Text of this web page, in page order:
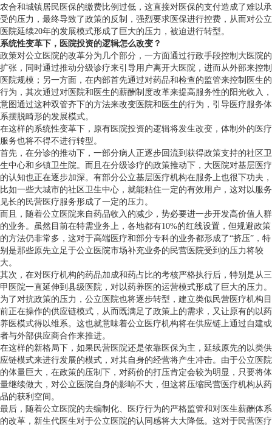
农合和城镇居民医保的缴费比例过低，这直接对医保的支付造成了难以承
受的压力，最终导致了政策的反制，强烈要求医保进行控费，从而对公立
医院延续20年的发展模式形成了巨大的压力，被迫进行转型。
系统性变革下，医院投资的逻辑怎么改变？
政策对公立医院的改革分为几个部分，一方面通过行政手段控制大医院的
扩张，同时通过推动分级诊疗来引导用户离开大医院，进而从外部来控制
医院规模；另一方面，在内部首先通过对药品和检查的监管来控制医生的
行为，其次通过对医院和医生的薪酬制度改革来提高服务性的阳光收入，
意图通过这种双管齐下的方法来改变医院和医生的行为，引导医疗服务体
系摆脱畸形的发展模式。
在这样的系统性变革下，原有医院投资的逻辑将发生改变，体制外的医疗
服务也将不得不进行转型。
首先，在分诊的推动下，一部分病人正逐步回流到获得政策支持的社区卫
生中心和乡镇卫生院。而且在分级诊疗的政策推动下，大医院对基层医疗
的认知也正在逐步加深。有部分公立基层医疗机构在服务上也很下功夫，
比如一些大城市的社区卫生中心，就能粘住一定的有效用户，这对以服务
见长的民营医疗服务形成了一定的压力。
而且，随着公立医院来自药品收入的减少，势必要进一步开发高价值人群
的业务。虽然目前在特需业务上，各地都有10%的红线设置，但规避政策
的方法仍非常多，这对于高端医疗和部分专科的业务都形成了“挤压”，特
别是那些原先立足于公立医院市场补充业务的民营医院受到的压力将较
大。
其次，在对医疗机构的药品加成和药占比的考核严格执行后，特别是从三
甲医院一直延伸到县级医院，对以药养医的运营模式形成了巨大的压力。
为了对抗政策的压力，公立医院也将逐步转型，建立类似民营医疗机构目
前正在操作的供应链模式，从而既满足了政策上的需求，又让原有的以药
养医模式得以维系。这也就意味着公立医疗机构将在供应链上通过自建或
者与外部供应商合作来推进。
在这样的新格局下，如果民营医院还是依靠医保为主，延续原先的以类供
应链模式来进行发展的模式，对其自身的经营将产生冲击。由于公立医院
的体量巨大，在政策的压制下，对药价的打压肯定会较为明显，只要将体
量继续做大，对公立医院自身的影响不大，但这将压缩民营医疗机构从药
品的获利空间。
最后，随着公立医院的去编制化、医疗行为的严格监管和对医生薪酬体系
的改革，新生代医生对于公立医院的认同感将大大降低。这对于民营医疗